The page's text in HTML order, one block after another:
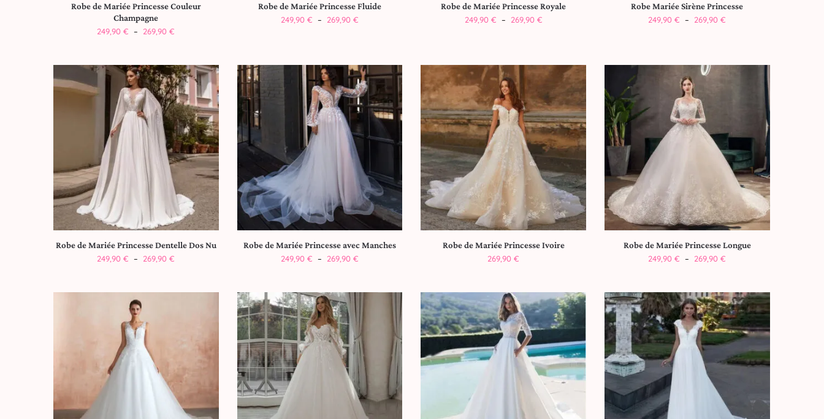
Robe de Mariée Princesse Couleur
Champagne
249,90€ – 269,90€
Robe de Mariée Princesse Fluide
249,90 € – 269,90 €
Robe de Mariée Princesse Royale
249,90 € – 269,90 €
Robe Mariée Sirène Princesse
249,90€ – 269,90€
Robe de Mariée Princesse Dentelle Dos Nu
249,90€ – 269,90€
Robe de Mariée Princesse avec Manches
249,90 € – 269,90 €
Robe de Mariée Princesse Ivoire
269,90€
Robe de Mariée Princesse Longue
249,90€ – 269,90€